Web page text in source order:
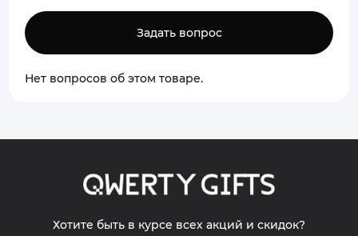
Задать вопрос
Нет вопросов об этом товаре.
Хотите быть в курсе всех акций и скидок?